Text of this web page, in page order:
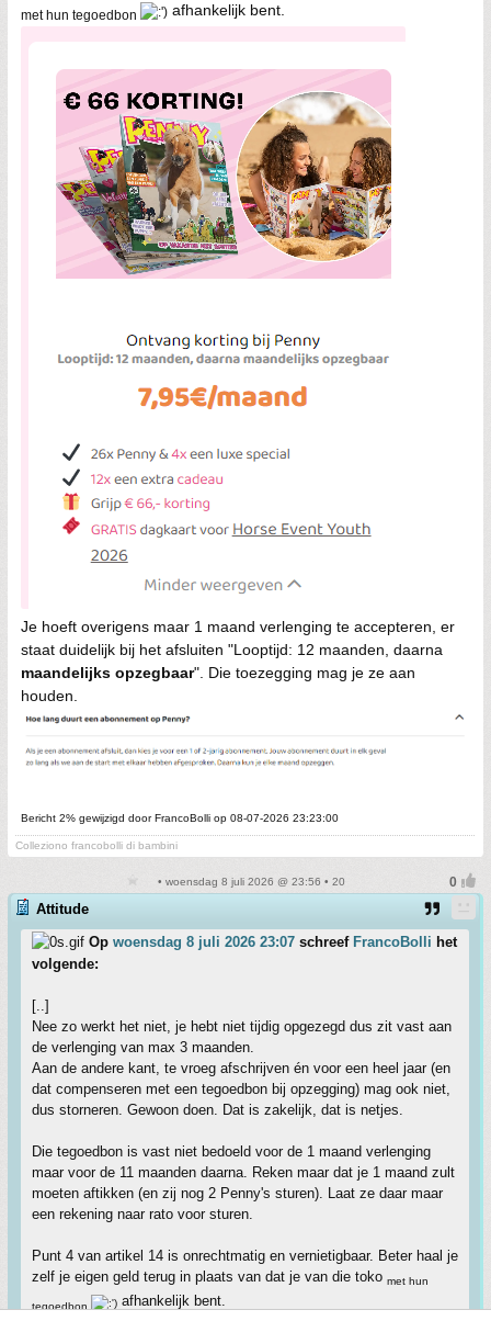
met hun tegoedbon afhankelijk bent.
Je hoeft overigens maar 1 maand verlenging te accepteren, er
staat duidelijk bij het afsluiten "Looptijd: 12 maanden, daarna
maandelijks opzegbaar". Die toezegging mag je ze aan
houden.
Bericht 2% gewijzigd door FrancoBolli op 08-07-2026 23:23:00
Colleziono francobolli di bambini
• woensdag 8 juli 2026 @ 23:56 • 20
Attitude
Op woensdag 8 juli 2026 23:07 schreef FrancoBolli het
volgende:
[..]
Nee zo werkt het niet, je hebt niet tijdig opgezegd dus zit vast aan
de verlenging van max 3 maanden.
Aan de andere kant, te vroeg afschrijven én voor een heel jaar (en
dat compenseren met een tegoedbon bij opzegging) mag ook niet,
dus storneren. Gewoon doen. Dat is zakelijk, dat is netjes.
Die tegoedbon is vast niet bedoeld voor de 1 maand verlenging
maar voor de 11 maanden daarna. Reken maar dat je 1 maand zult
moeten aftikken (en zij nog 2 Penny's sturen). Laat ze daar maar
een rekening naar rato voor sturen.
Punt 4 van artikel 14 is onrechtmatig en vernietigbaar. Beter haal je
zelf je eigen geld terug in plaats van dat je van die toko met hun
tegoedbon
afhankelijk bent.